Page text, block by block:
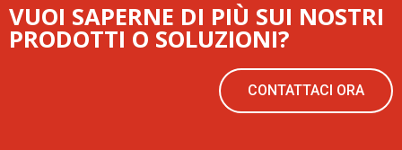
VUOI SAPERNE DI PIÙ SUI NOSTRI
PRODOTTI O SOLUZIONI?
CONTATTACI ORA